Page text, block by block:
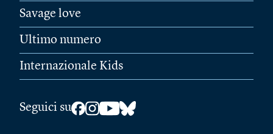
Savage love
Ultimo numero
Internazionale Kids
Seguici su